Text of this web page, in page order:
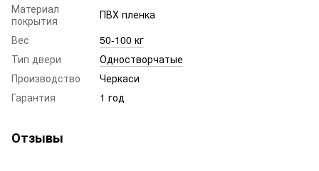
Материал
покрытия
ПВХ пленка
Вес
50-100 кг
Тип двери
Одностворчатые
Производство
Черкаси
Гарантия
1 год
Отзывы